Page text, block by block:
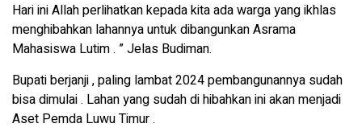
Hari ini Allah perlihatkan kepada kita ada warga yang ikhlas
menghibahkan lahannya untuk dibangunkan Asrama
Mahasiswa Lutim . ” Jelas Budiman.
Bupati berjanji , paling lambat 2024 pembangunannya sudah
bisa dimulai . Lahan yang sudah di hibahkan ini akan menjadi
Aset Pemda Luwu Timur .